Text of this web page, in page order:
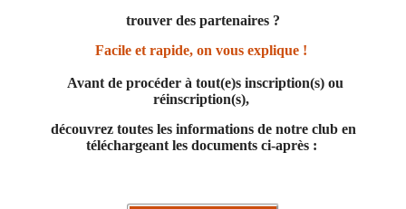
trouver des partenaires ?
Facile et rapide, on vous explique !
Avant de procéder à tout(e)s inscription(s) ou
réinscription(s),
découvrez toutes les informations de notre club en
téléchargeant les documents ci-après :